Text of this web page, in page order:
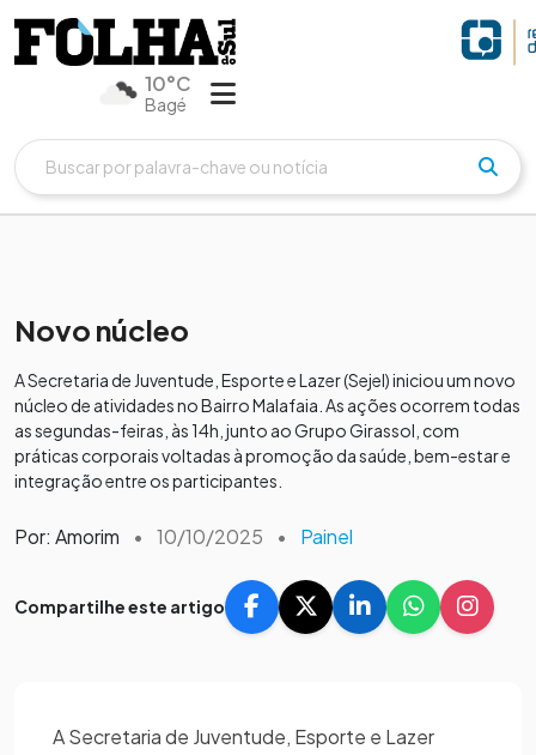
10°C
Bagé
Novo núcleo
A Secretaria de Juventude, Esporte e Lazer (Sejel) iniciou um novo
núcleo de atividades no Bairro Malafaia. As ações ocorrem todas
as segundas-feiras, às 14h, junto ao Grupo Girassol, com
práticas corporais voltadas à promoção da saúde, bem-estar e
integração entre os participantes.
Por: Amorim • 10/10/2025 • Painel
Compartilhe este artigo
A Secretaria de Juventude, Esporte e Lazer